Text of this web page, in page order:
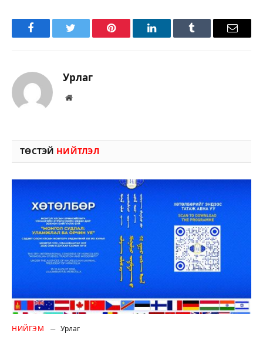
FacebookTwitter Pinterest LinkedInTumblr Имэйл
Урлаг
Вэбсайт
ТӨСТЭЙ НИЙТЛЭЛ
НИЙГЭМ Урлаг